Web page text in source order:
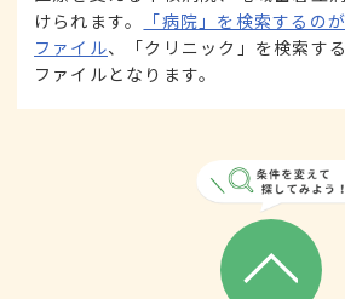
けられます。
「病院」を検索するの
ファイル、「クリニック」を検索す
ファイルとなります。